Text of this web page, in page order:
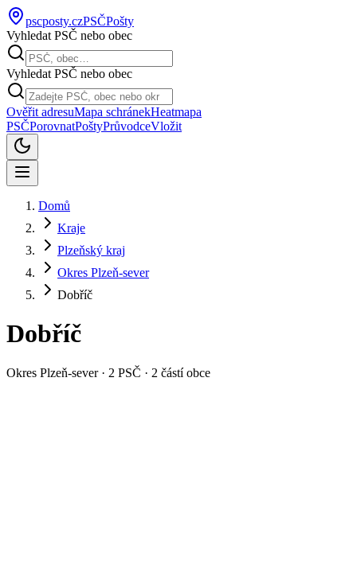
pscposty.czPSČPošty
Vyhledat PSČ nebo obec
Vyhledat PSČ nebo obec
Ověřit adresuMapa schránekHeatmapa
PSČPorovnatPoštyPrůvodceVložit
Domů
Kraje
Plzeňský kraj
Okres Plzeň-sever
Dobříč
Dobříč
Okres Plzeň-sever· 2 PSČ · 2 částí obce